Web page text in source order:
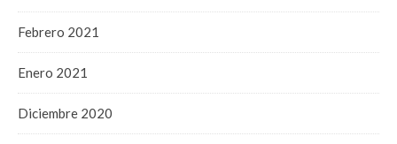
Febrero 2021
Enero 2021
Diciembre 2020